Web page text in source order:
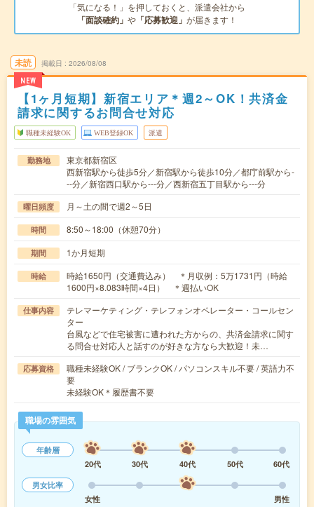
「気になる！」を押しておくと、派遣会社から
「面談確約」 や 「応募歓迎」 が届きます！
未読
NEW
掲載日 2026/08/08
【1ヶ月短期】新宿エリア＊週2～OK！共済金
請求に関するお問合せ対応
職種未経験OK WEB登録OK 派遣
勤務地
東京都新宿区
西新宿駅から徒歩5分／新宿駅から徒歩10分／都庁前駅から-
--分／新宿西口駅から---分／西新宿五丁目駅から---分
曜日頻度 月～土の間で週2～5日
時間 8:50～18:00（休憩70分）
期間 1か月短期
時給
時給1650円（交通費込み） ＊月収例：5万1731円（時給
1600円×8.083時間×4日） ＊週払いOK
仕事内容
テレマーケティング・テレフォンオペレーター・コールセン
ター
台風などで住宅被害に遭われた方からの、共済金請求に関す
る問合せ対応人と話すのが好きな方なら大歓迎！未…
応募資格
職種未経験OK / ブランクOK / パソコンスキル不要 / 英語力不
要
未経験OK＊履歴書不要
職場の雰囲気
年齢層
20代
30代 40代 50代
60代
男女比率
女性
男性